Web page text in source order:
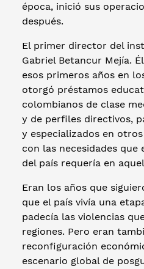
época, inició sus
después.
El primer director del
Gabriel Betancur Mejía.
esos primeros años en
otorgó préstamos
colombianos de clase
y de perfiles directivos,
y especializados en
con las necesidades
del país requería en
Eran los años que
que el país vivía una
padecía las violencias
regiones. Pero eran
reconfiguración
escenario global de